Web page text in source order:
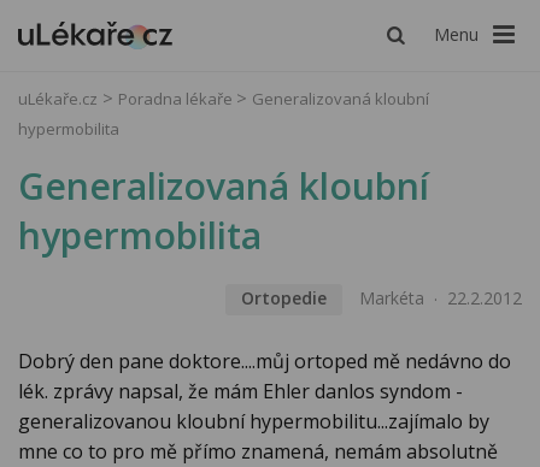
Menu
uLékaře.cz Poradna lékaře
Generalizovaná kloubní
hypermobilita
Generalizovaná kloubní
hypermobilita
Ortopedie Markéta 22.2.2012
Dobrý den pane doktore....můj ortoped mě nedávno do
lék. zprávy napsal, že mám Ehler danlos syndom -
generalizovanou kloubní hypermobilitu...zajímalo by
mne co to pro mě přímo znamená, nemám absolutně